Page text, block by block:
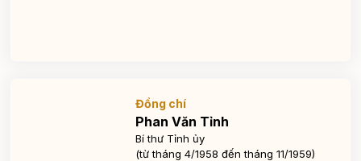
Đồng chí
Phan Văn Tỉnh
Bí thư Tỉnh ủy
(từ tháng 4/1958 đến tháng 11/1959)